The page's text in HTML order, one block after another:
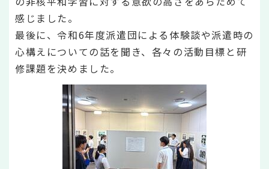
感じました。
最後に、令和6年度派遣団による体験談や派遣時の
心構えについての話を聞き、各々の活動目標と研
修課題を決めました。